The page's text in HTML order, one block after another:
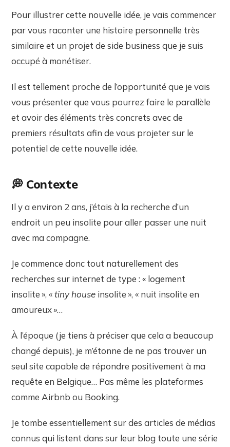
Pour illustrer cette nouvelle idée, je vais commencer
par vous raconter une histoire personnelle très
similaire et un projet de side business que je suis
occupé à monétiser.
Il est tellement proche de l’opportunité que je vais
vous présenter que vous pourrez faire le parallèle
et avoir des éléments très concrets avec de
premiers résultats afin de vous projeter sur le
potentiel de cette nouvelle idée.
💭 Contexte
Il y a environ 2 ans, j’étais à la recherche d’un
endroit un peu insolite pour aller passer une nuit
avec ma compagne.
Je commence donc tout naturellement des
recherches sur internet de type : « logement
insolite », «tiny house insolite », « nuit insolite en
amoureux »…
À l’époque (je tiens à préciser que cela a beaucoup
changé depuis), je m’étonne de ne pas trouver un
seul site capable de répondre positivement à ma
requête en Belgique… Pas même les plateformes
comme Airbnb ou Booking.
Je tombe essentiellement sur des articles de médias
connus qui listent dans sur leur blog toute une série